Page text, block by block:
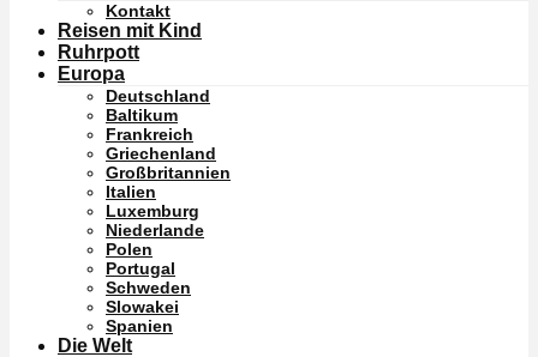
Kontakt
Reisen mit Kind
Ruhrpott
Europa
Deutschland
Baltikum
Frankreich
Griechenland
Großbritannien
Italien
Luxemburg
Niederlande
Polen
Portugal
Schweden
Slowakei
Spanien
Die Welt